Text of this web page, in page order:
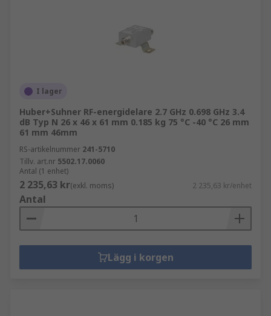
I lager
Huber+Suhner RF-energidelare 2.7 GHz 0.698 GHz 3.4
dB Typ N 26 x 46 x 61 mm 0.185 kg 75 °C -40 °C 26 mm
61 mm 46mm
RS-artikelnummer 241-5710
Tillv. art.nr 5502.17.0060
Antal (1 enhet)
2 235,63 kr(exkl. moms) 2 235,63 kr/enhet
Antal
Lägg i korgen